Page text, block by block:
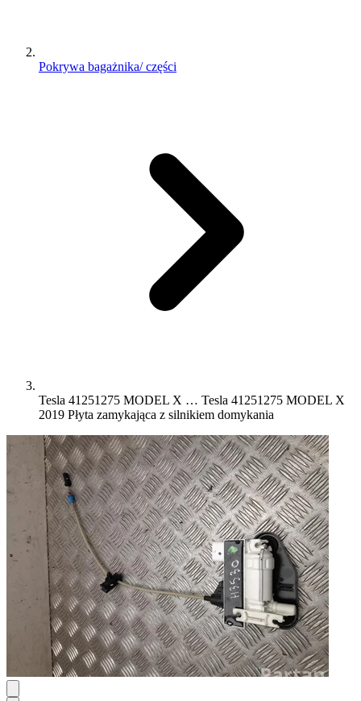
Pokrywa bagażnika/ części
Tesla 41251275 MODEL X … Tesla 41251275 MODEL X
2019 Płyta zamykająca z silnikiem domykania